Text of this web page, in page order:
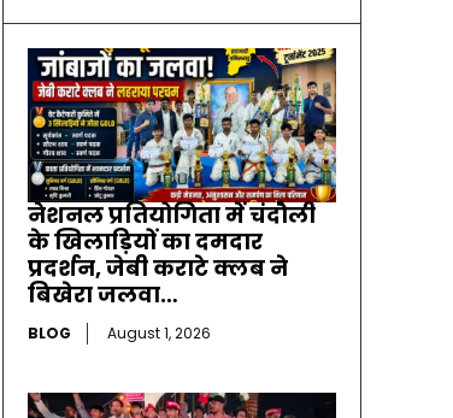
नेशनल प्रतियोगिता में चंदौली
के खिलाड़ियों का दमदार
प्रदर्शन, जेबी कराटे क्लब ने
बिखेरा जलवा…
BLOG August 1, 2026